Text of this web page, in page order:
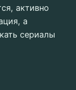
активно
а
сериалы